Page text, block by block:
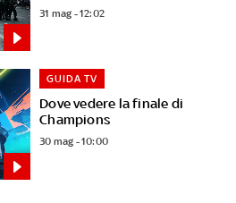
31 mag - 12:02
Dove vedere la finale di
Champions
GUIDA TV
30 mag - 10:00